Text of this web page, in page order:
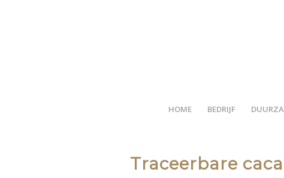
HOME BEDRIJF
Traceerbare